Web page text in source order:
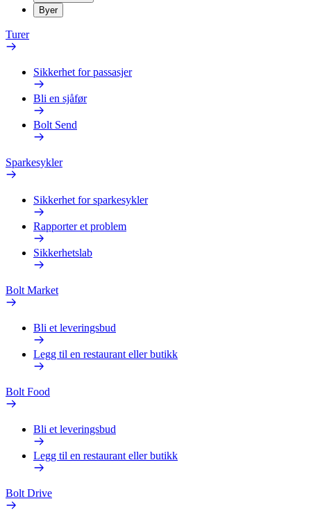
Byer
Turer
Sikkerhet for passasjer
Bli en sjåfør
Bolt Send
Sparkesykler
Sikkerhet for sparkesykler
Rapporter et problem
Sikkerhetslab
Bolt Market
Bli et leveringsbud
Legg til en restaurant eller butikk
Bolt Food
Bli et leveringsbud
Legg til en restaurant eller butikk
Bolt Drive